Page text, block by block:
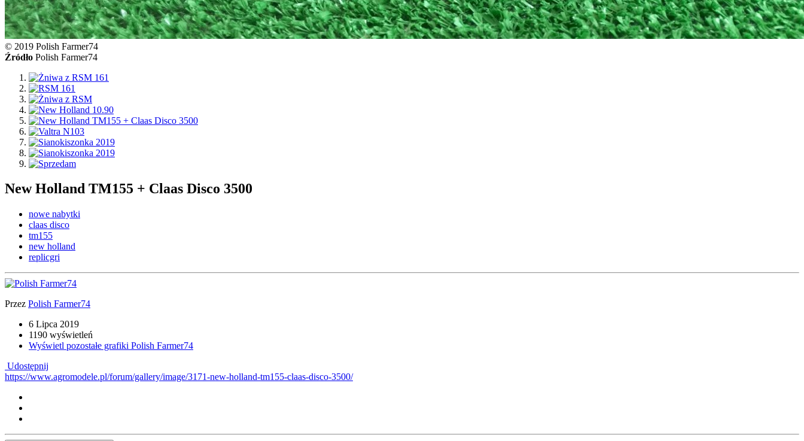
© 2019 Polish Farmer74
Źródło Polish Farmer74
New Holland TM155 + Claas Disco 3500
nowe nabytki
claas disco
tm155
new holland
replicgri
Przez Polish Farmer74
6 Lipca 2019
1190 wyświetleń
Wyświetl pozostałe grafiki Polish Farmer74
Udostępnij
https://www.agromodele.pl/forum/gallery/image/3171-new-holland-tm155-claas-disco-3500/